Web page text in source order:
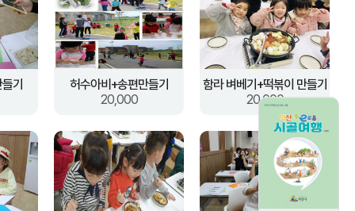
기
허수아비+송편만들기
20,000
함라 벼베기+떡볶이 만들기
20,000